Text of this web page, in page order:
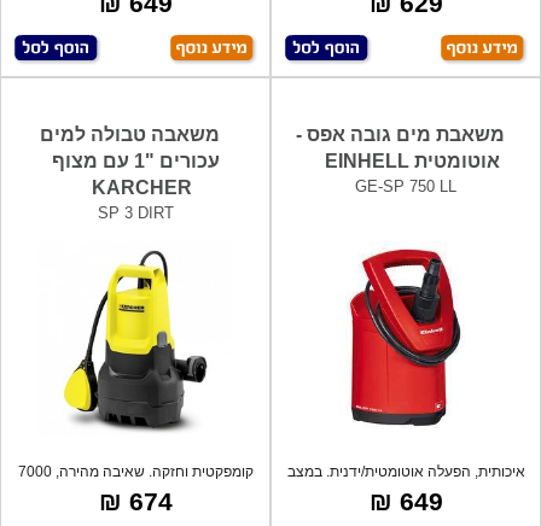
משאבת מים גובה אפס -
אוטומטית EINHELL
GE-SP 750 LL
איכותית, הפעלה אוטומטית/ידנית. במצב
אוטו
649 ₪
משאבה טבולה למים
עכורים "1 עם מצוף
KARCHER
SP 3 DIRT
קומפקטית וחזקה. שאיבה מהירה, 7000
ליטר ב
674 ₪